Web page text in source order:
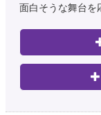
面白そうな舞台を